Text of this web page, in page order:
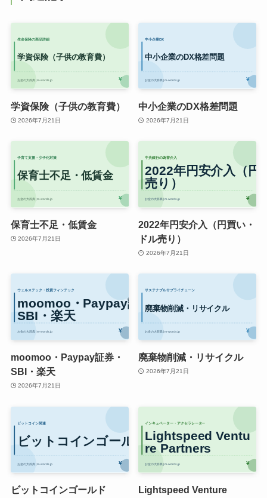
学資保険（子供の教育費）
2026年7月21日
中小企業のDX格差問題
2026年7月21日
保育士不足・低賃金
2026年7月21日
2022年円安介入（円買い・
ドル売り）
2026年7月21日
moomoo・Paypay証券・
SBI・楽天
2026年7月21日
廃棄物削減・リサイクル
2026年7月21日
ビットコインゴールド
Lightspeed Venture